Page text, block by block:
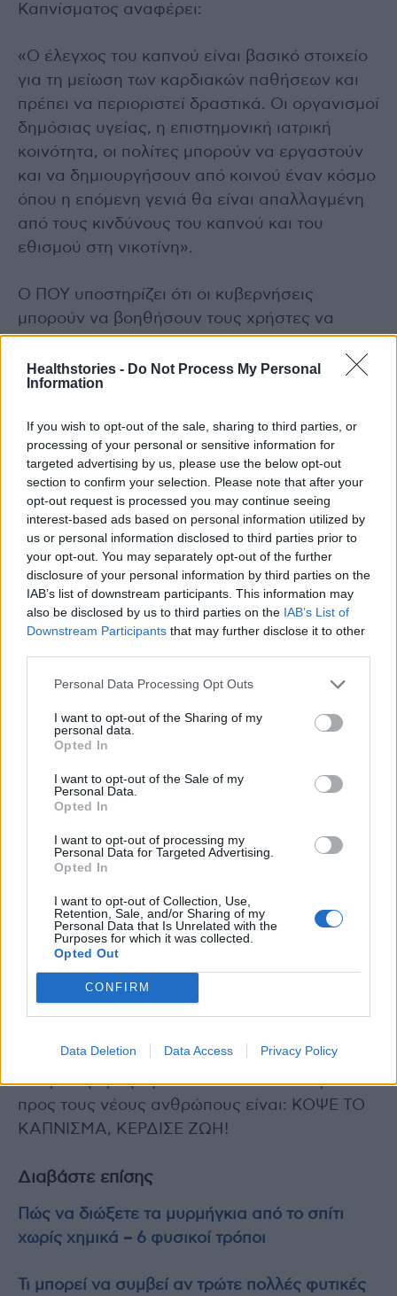
Healthstories - Do Not Process My Personal
Information
If you wish to opt-out of the sale, sharing to third parties, or
processing of your personal or sensitive information for
targeted advertising by us, please use the below opt-out
section to confirm your selection. Please note that after your
opt-out request is processed you may continue seeing
interest-based ads based on personal information utilized by
us or personal information disclosed to third parties prior to
your opt-out. You may separately opt-out of the further
disclosure of your personal information by third parties on the
IAB’s list of downstream participants. This information may
also be disclosed by us to third parties on the IAB’s List of
Downstream Participants that may further disclose it to other
Personal Data Processing Opt Outs
I want to opt-out of the Sharing of my
personal data.
Opted In
I want to opt-out of the Sale of my
Personal Data.
Opted In
I want to opt-out of processing my
Personal Data for Targeted Advertising.
Opted In
I want to opt-out of Collection, Use,
Retention, Sale, and/or Sharing of my
Personal Data that Is Unrelated with the
Purposes for which it was collected.
Opted Out
CONFIRM
Data Deletion Data Access Privacy Policy
Καπνίσματος αναφέρει:
«Ο έλεγχος του καπνού είναι βασικό στοιχείο
για τη μείωση των καρδιακών παθήσεων και
πρέπει να περιοριστεί δραστικά. Οι οργανισμοί
δημόσιας υγείας, η επιστημονική ιατρική
κοινότητα, οι πολίτες μπορούν να εργαστούν
και να δημιουργήσουν από κοινού έναν κόσμο
όπου η επόμενη γενιά θα είναι απαλλαγμένη
από τους κινδύνους του καπνού και του
εθισμού στη νικοτίνη».
Ο ΠΟΥ υποστηρίζει ότι οι κυβερνήσεις
μπορούν να βοηθήσουν τους χρήστες να
φόρους στα προϊόντα καπνού, επιβάλλοντας
απαγορεύσεις στη διαφήμιση του καπνού και
τους ανθρώπους να εγκαταλείψουν τον
καπνό. Τα στοιχεία δείχνουν ότι η νομοθεσία
για την απαγόρευση του καπνίσματος είναι
ένας από τους πιο οικονομικούς τρόπους για
την πρόληψη των καρδιαγγειακών παθήσεων.
Παγκοσμίως περίπου 37 εκατομμύρια παιδιά,
ηλικίας 13-15 ετών, χρησιμοποιούν καπνό και
σε πολλές χώρες το ποσοστό χρήσης
ηλεκτρονικού τσιγάρου στους εφήβους
υπερβαίνει αυτό των ενηλίκων. Στην Ευρώπη
που συμμετείχαν στην έρευνα ανάφεραν ότι
έκαναν χρήση ηλεκτρονικών τσιγάρων τις
τελευταίες 30 ημέρες.
χρήσης καπνού, η εμφάνιση των ηλεκτρονικών
τσιγάρων και άλλων νέων προϊόντων καπνού
νεολαία και τον έλεγχο του καπνού. Μελέτες
δείχνουν ότι η χρήση ηλεκτρονικού τσιγάρου
αυξάνει τη συμβατική χρήση τσιγάρων,
ιδιαίτερα στους μη καπνιστές νέους, σχεδόν
Το μήνυμα της Ελληνικής Καρδιολογικής
Εταιρείας προς την κοινωνία και ιδιαίτερα
προς τους νέους ανθρώπους είναι: ΚΟΨΕ ΤΟ
ΚΑΠΝΙΣΜΑ, ΚΕΡΔΙΣΕ ΖΩΗ!
Διαβάστε επίσης
Πώς να διώξετε τα μυρμήγκια από το σπίτι
χωρίς χημικά – 6 φυσικοί τρόποι
Τι μπορεί να συμβεί αν τρώτε πολλές φυτικές